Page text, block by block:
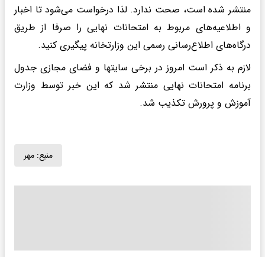
منتشر شده است، صحت ندارد. لذا درخواست می‌شود تا اخبار
و اطلاعیه‌های مربوط به امتحانات نهایی را صرفا از طریق
درگاه‌های اطلاع‌رسانی رسمی این وزارتخانه پیگیری کنید.
لازم به ذکر است امروز در برخی سایتها و فضای مجازی جدول
برنامه امتحانات نهایی منتشر شد که این خبر توسط وزارت
آموزش و پرورش تکذیب شد.
منبع: مهر